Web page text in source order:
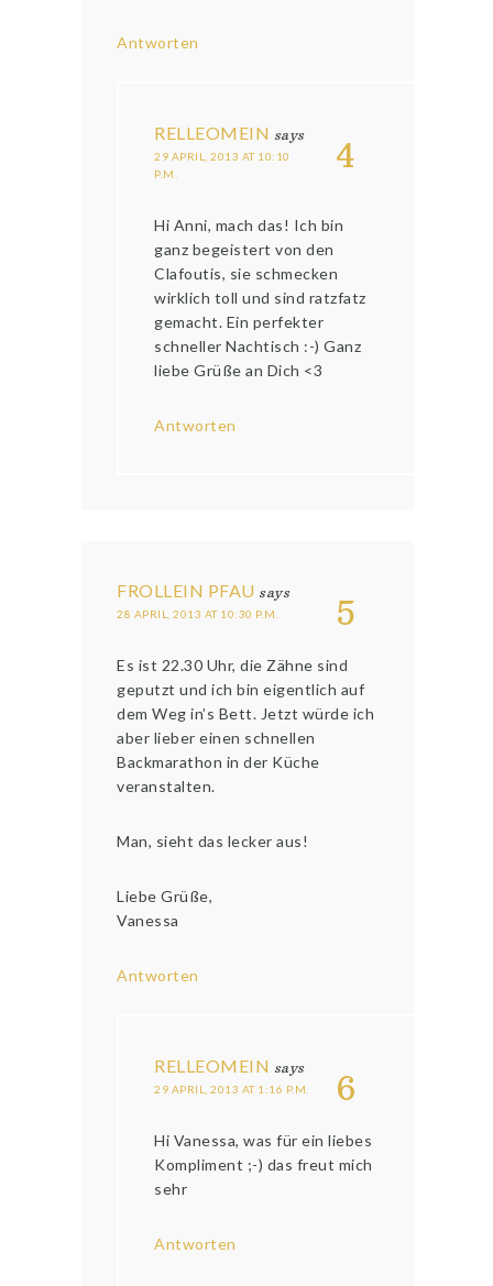
Antworten
4
RELLEOMEIN says
29 APRIL, 2013 AT 10:10
P.M.
Hi Anni, mach das! Ich bin
ganz begeistert von den
Clafoutis, sie schmecken
wirklich toll und sind ratzfatz
gemacht. Ein perfekter
schneller Nachtisch :-) Ganz
liebe Grüße an Dich <3
Antworten
5
FROLLEIN PFAU says
28 APRIL, 2013 AT 10:30 P.M.
Es ist 22.30 Uhr, die Zähne sind
geputzt und ich bin eigentlich auf
dem Weg in’s Bett. Jetzt würde ich
aber lieber einen schnellen
Backmarathon in der Küche
veranstalten.
Man, sieht das lecker aus!
Liebe Grüße,
Vanessa
Antworten
6
RELLEOMEIN says
29 APRIL, 2013 AT 1:16 P.M.
Hi Vanessa, was für ein liebes
Kompliment ;-) das freut mich
sehr
Antworten